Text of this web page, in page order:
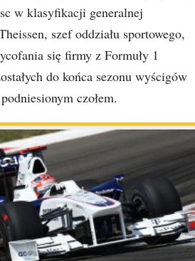
w klasyfikacji generalnej
szef oddziału sportowego,
się firmy z Formuły 1
do końca sezonu wyścigów
czołem.